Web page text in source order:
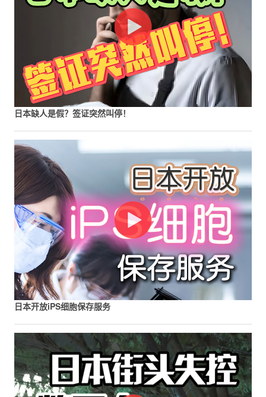
日本缺人是假？签证突然叫停！
日本开放iPS细胞保存服务